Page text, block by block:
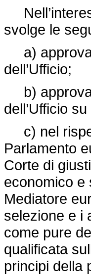
svolge le
a) approva,
dell’Ufficio;
b)
dell’Ufficio
c) nel
Parlamento
Corte di
economico e
Mediatore
selezione e i
come pure
qualificata
principi della